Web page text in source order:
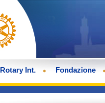
Rotary Int. Fondazione